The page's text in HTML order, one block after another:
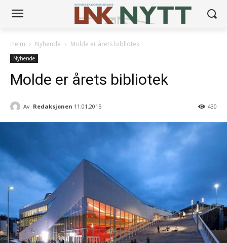
Heim Nyhende Molde er årets bibliotek
Nyhende
Molde er årets bibliotek
Av Redaksjonen 11.01.2015 430